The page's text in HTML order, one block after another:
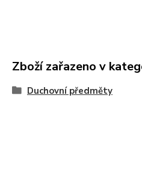
Zboží zařazeno v
Duchovní předměty